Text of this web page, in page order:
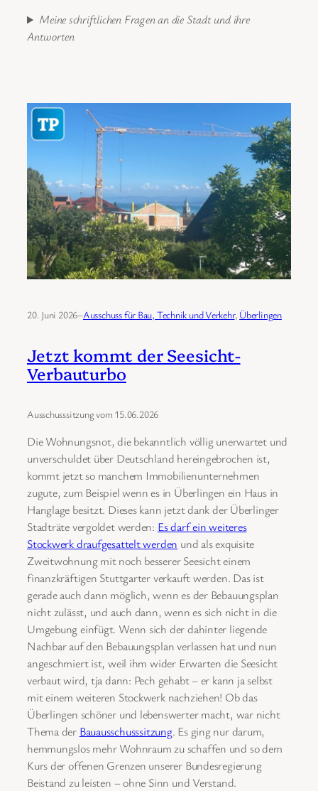
Meine schriftlichen Fragen an die Stadt und ihre
Antworten
20. Juni 2026–Ausschuss für Bau, Technik und Verkehr, Überlingen
Jetzt kommt der Seesicht-
Verbauturbo
Ausschusssitzung vom 15.06.2026
Die Wohnungsnot, die bekanntlich völlig unerwartet und
unverschuldet über Deutschland hereingebrochen ist,
kommt jetzt so manchem Immobilienunternehmen
zugute, zum Beispiel wenn es in Überlingen ein Haus in
Hanglage besitzt. Dieses kann jetzt dank der Überlinger
Stadträte vergoldet werden: Es darf ein weiteres
Stockwerk draufgesattelt werden und als exquisite
Zweitwohnung mit noch besserer Seesicht einem
finanzkräftigen Stuttgarter verkauft werden. Das ist
gerade auch dann möglich, wenn es der Bebauungsplan
nicht zulässt, und auch dann, wenn es sich nicht in die
Umgebung einfügt. Wenn sich der dahinter liegende
Nachbar auf den Bebauungsplan verlassen hat und nun
angeschmiert ist, weil ihm wider Erwarten die Seesicht
verbaut wird, tja dann: Pech gehabt – er kann ja selbst
mit einem weiteren Stockwerk nachziehen! Ob das
Überlingen schöner und lebenswerter macht, war nicht
Thema der Bauausschusssitzung. Es ging nur darum,
hemmungslos mehr Wohnraum zu schaffen und so dem
Kurs der offenen Grenzen unserer Bundesregierung
Beistand zu leisten – ohne Sinn und Verstand.